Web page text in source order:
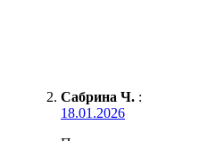
Сабрина Ч. :
18.01.2026